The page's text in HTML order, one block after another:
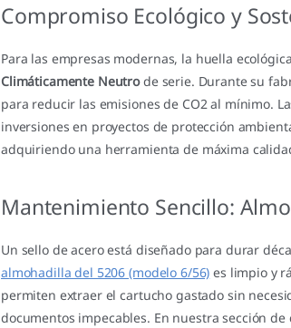
Compromiso Ecológico y
Para las empresas modernas, la huella
Climáticamente Neutrode serie. Durante su
para reducir las emisiones de CO2 al mínimo.
inversiones en proyectos de protección
adquiriendo una herramienta de máxima
Mantenimiento Sencillo:
Un sello de acero está diseñado para durar
almohadilla del 5206 (modelo 6/56) es limpio y
permiten extraer el cartucho gastado sin
documentos impecables. En nuestra sección